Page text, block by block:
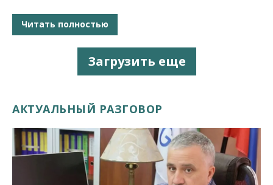
Читать полностью
Загрузить еще
АКТУАЛЬНЫЙ РАЗГОВОР